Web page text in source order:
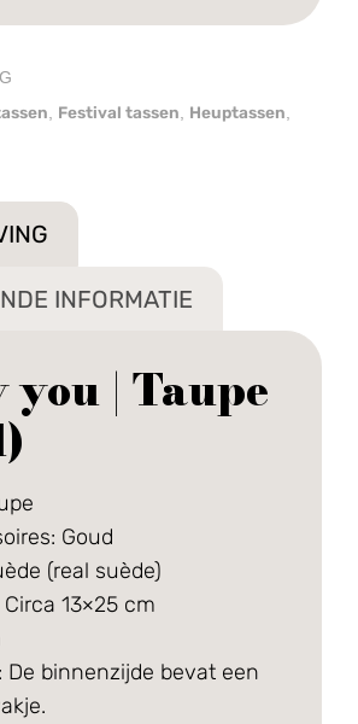
, Festival tassen, Heuptassen,
INFORMATIE
| Taupe
Goud
(real suède)
13×25 cm
De binnenzijde bevat een